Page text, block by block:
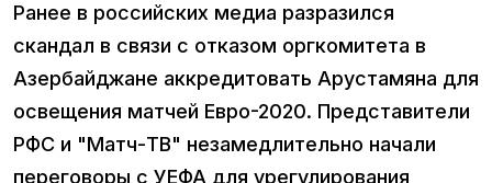
Ранее в российских медиа разразился
скандал в связи с отказом оргкомитета в
Азербайджане аккредитовать Арустамяна для
освещения матчей Евро-2020. Представители
РФС и "Матч-ТВ" незамедлительно начали
переговоры с УЕФА для урегулирования